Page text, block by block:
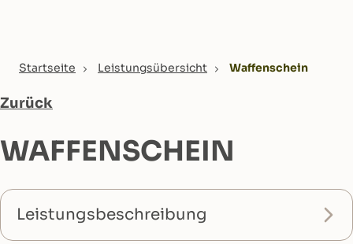
You are here:
Startseite Leistungsübersicht Waffenschein
Zurück
WAFFENSCHEIN
Leistungsbeschreibung